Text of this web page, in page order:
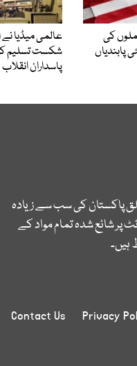
کی
پابندیاں
عالمی میڈیا
شکست تسلیم
پاسداران انقلاب
پاکستان کی سب سے زیادہ
شائع شدہ تمام مواد کے
ہیں۔
Privacy
Contact Us